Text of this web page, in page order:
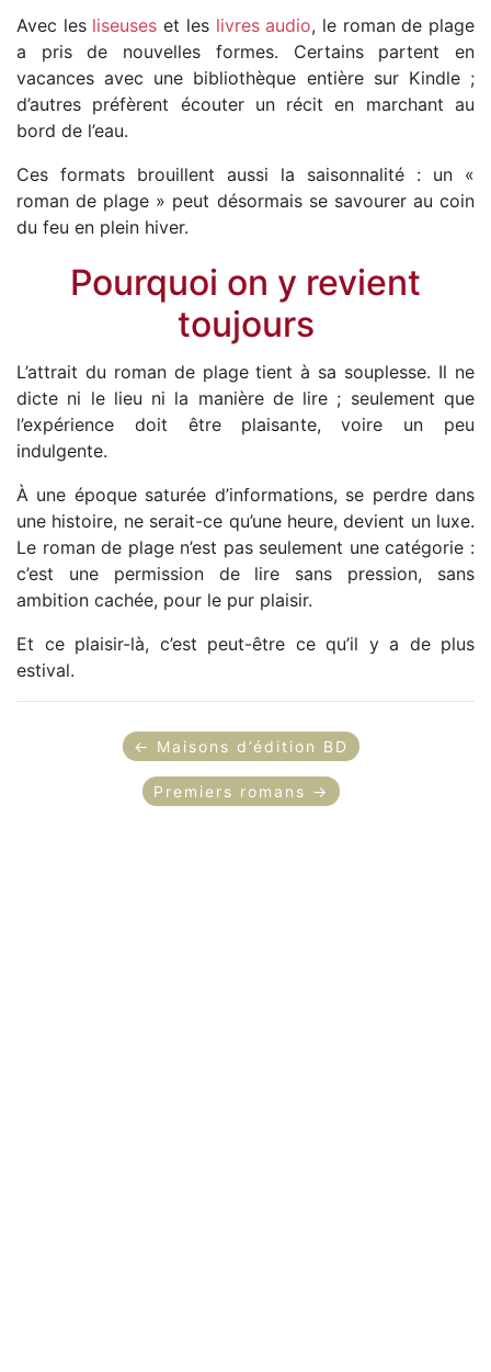
Avec les liseuses et les livres audio, le roman de plage
a pris de nouvelles formes. Certains partent en
vacances avec une bibliothèque entière sur Kindle ;
d’autres préfèrent écouter un récit en marchant au
bord de l’eau.
Ces formats brouillent aussi la saisonnalité : un «
roman de plage » peut désormais se savourer au coin
du feu en plein hiver.
Pourquoi on y revient
toujours
L’attrait du roman de plage tient à sa souplesse. Il ne
dicte ni le lieu ni la manière de lire ; seulement que
l’expérience doit être plaisante, voire un peu
indulgente.
À une époque saturée d’informations, se perdre dans
une histoire, ne serait-ce qu’une heure, devient un luxe.
Le roman de plage n’est pas seulement une catégorie :
c’est une permission de lire sans pression, sans
ambition cachée, pour le pur plaisir.
Et ce plaisir-là, c’est peut-être ce qu’il y a de plus
estival.
← Maisons d’édition BD
Premiers romans →